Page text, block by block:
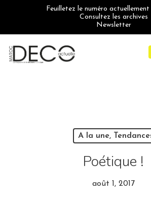
Feuilletez le numéro actuellement
Consultez les archives
Newsletter
A la une,
Poétique !
août 1, 2017